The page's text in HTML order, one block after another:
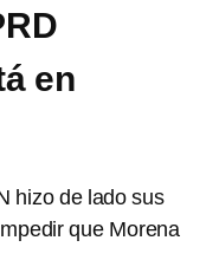
en
hizo de lado sus
que Morena